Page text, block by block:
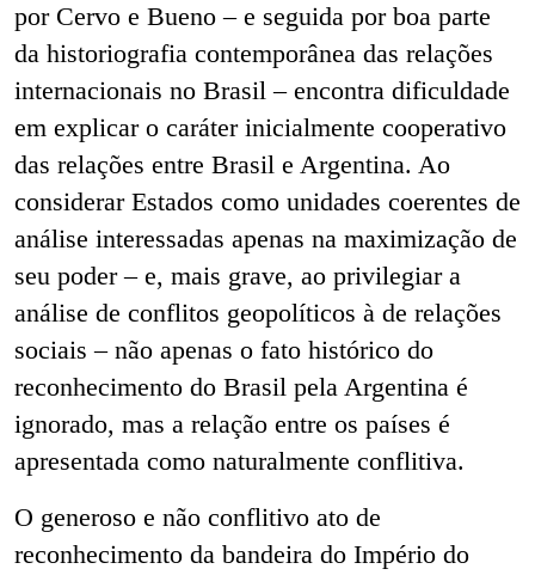
por Cervo e Bueno – e seguida por boa parte
da historiografia contemporânea das relações
internacionais no Brasil – encontra dificuldade
em explicar o caráter inicialmente cooperativo
das relações entre Brasil e Argentina. Ao
considerar Estados como unidades coerentes de
análise interessadas apenas na maximização de
seu poder – e, mais grave, ao privilegiar a
análise de conflitos geopolíticos à de relações
sociais – não apenas o fato histórico do
reconhecimento do Brasil pela Argentina é
ignorado, mas a relação entre os países é
apresentada como naturalmente conflitiva.
O generoso e não conflitivo ato de
reconhecimento da bandeira do Império do